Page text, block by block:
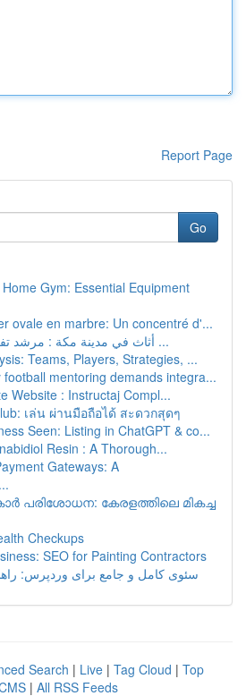
Report Page
Go
Gym: Essential Equipment
ovale en marbre: Un concentré d'...
أثاث في مدينة مكة : مرشد تفصيلي لل أعمال ...
Teams, Players, Strategies, ...
mentoring demands integra...
Website : Instructaj Compl...
เล่น ผ่านมือถือได้ สะดวกสุดๆ
Seen: Listing in ChatGPT & co...
Resin : A Thorough...
Gateways: A
പരിശോധന: കേരളത്തിലെ മികച്ച
Checkups
SEO for Painting Contractors
سئوی کامل و جامع برای وردپرس:
Search | Live | Tag Cloud | Top
| All RSS Feeds